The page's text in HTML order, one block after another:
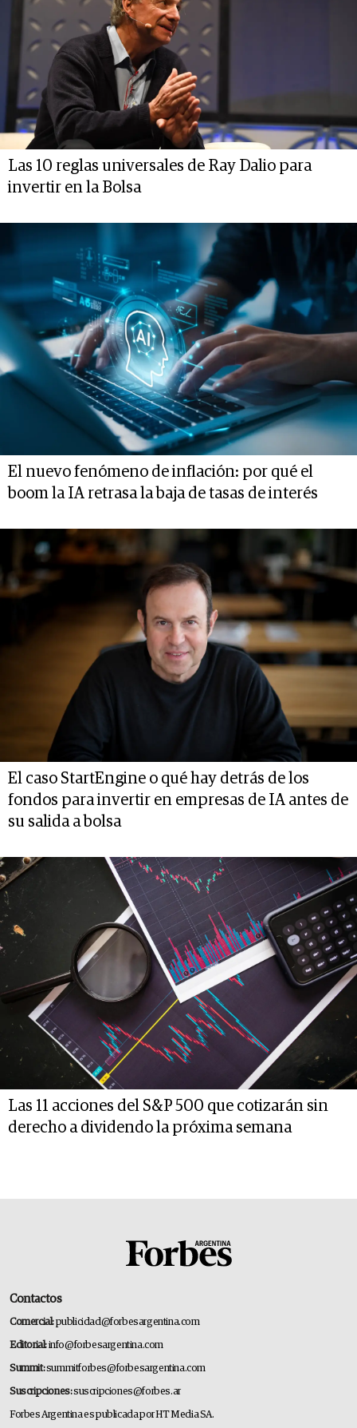
Las 10 reglas universales de Ray Dalio para
invertir en la Bolsa
El nuevo fenómeno de inflación: por qué el
boom la IA retrasa la baja de tasas de interés
El caso StartEngine o qué hay detrás de los
fondos para invertir en empresas de IA antes de
su salida a bolsa
Las 11 acciones del S&P 500 que cotizarán sin
derecho a dividendo la próxima semana
Contactos
Comercial:publicidad@forbesargentina.com
Editorial:info@forbesargentina.com
Summit:summitforbes@forbesargentina.com
Suscripciones:suscripciones@forbes.ar
Forbes Argentina es publicada por HT Media SA.